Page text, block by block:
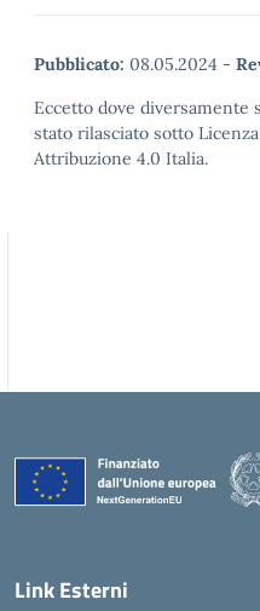
Pubblicato: 08.05.2024 -
Eccetto dove diversamente
stato rilasciato sotto
Attribuzione 4.0 Italia.
Link Esterni